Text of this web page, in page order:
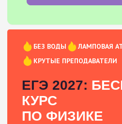
БЕЗ ВОДЫ
ЛАМПОВАЯ
КРУТЫЕ ПРЕПОДАВАТЕЛИ
ЕГЭ 2027:
КУРС
ПО ФИЗИКЕ